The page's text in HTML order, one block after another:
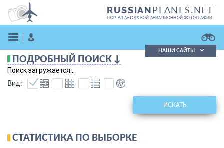
RUSSIANPLANES.NET
ПОРТАЛ АВТОРСКОЙ АВИАЦИОННОЙ ФОТОГРАФИИ
Поиск в реестре
Кратко
Подробно
НАШИ САЙТЫ
ПОДРОБНЫЙ ПОИСК ↓
Поиск загружается...
Вид:
ИСКАТЬ
СТАТИСТИКА ПО ВЫБОРКЕ